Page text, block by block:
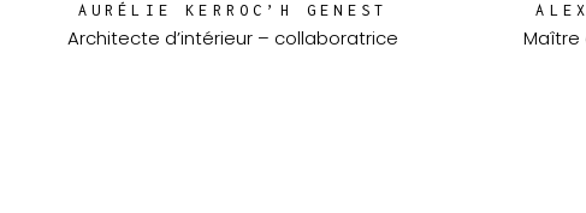
AURÉLIE KERROC’H GENEST
Architecte d’intérieur – collaboratrice Maître